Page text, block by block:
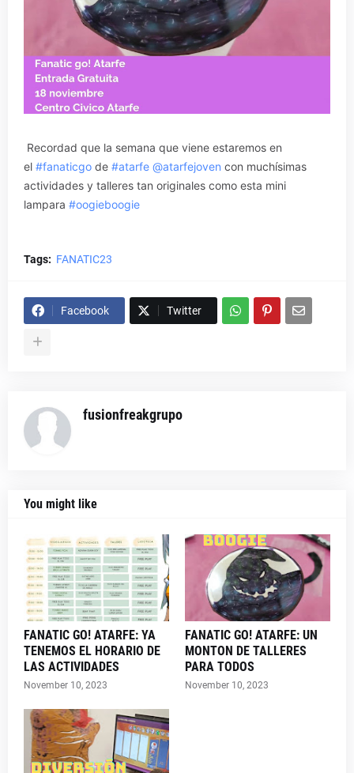
Recordad que la semana que viene estaremos en
el #fanaticgo de #atarfe @atarfejoven con muchísimas
actividades y talleres tan originales como esta mini
lampara #oogieboogie
Tags: FANATIC23
Facebook Twitter
fusionfreakgrupo
You might like
FANATIC GO! ATARFE: YA
TENEMOS EL HORARIO DE
LAS ACTIVIDADES
November 10, 2023
FANATIC GO! ATARFE: UN
MONTON DE TALLERES
PARA TODOS
November 10, 2023